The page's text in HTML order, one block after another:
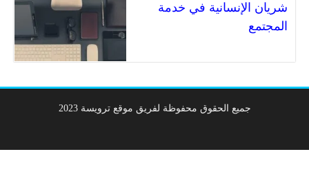
شريان الإنسانية في خدمة
المجتمع
جميع الحقوق محفوظة لفريق موقع ترويسة 2023